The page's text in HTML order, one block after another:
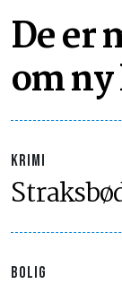
De er
om
KRIMI
BOLIG